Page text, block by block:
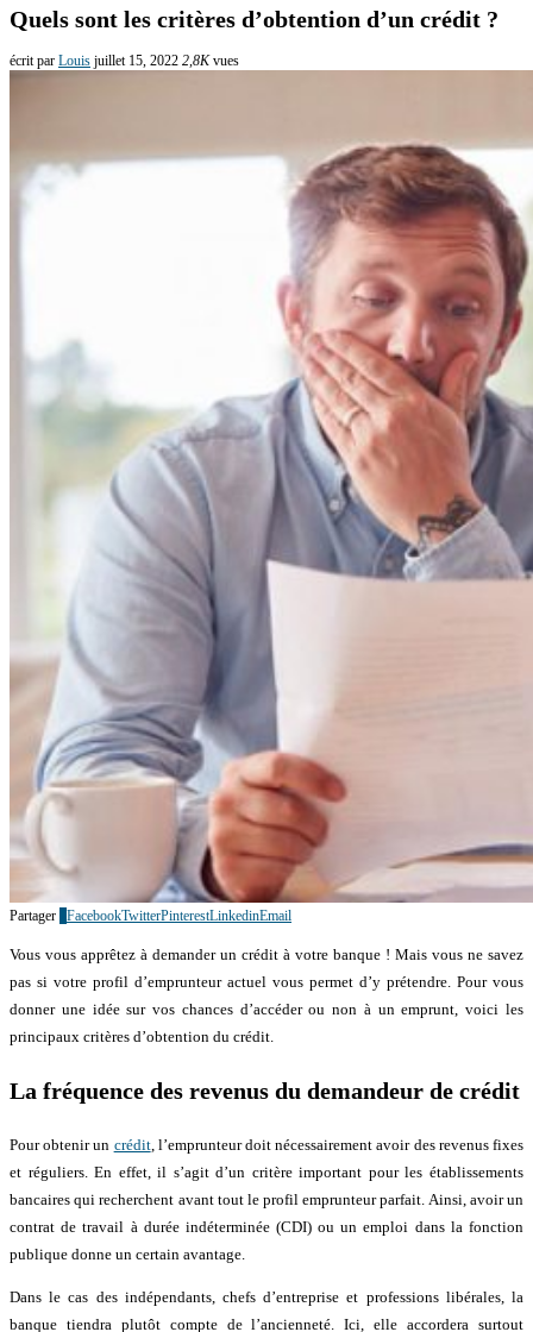
Quels sont les critères d’obtention d’un crédit ?
écrit par Louis juillet 15, 2022 2,8Kvues
Partager FacebookTwitterPinterestLinkedinEmail
Vous vous apprêtez à demander un crédit à votre banque ! Mais vous ne savez
pas si votre profil d’emprunteur actuel vous permet d’y prétendre. Pour vous
donner une idée sur vos chances d’accéder ou non à un emprunt, voici les
principaux critères d’obtention du crédit.
La fréquence des revenus du demandeur de crédit
Pour obtenir un crédit, l’emprunteur doit nécessairement avoir des revenus fixes
et réguliers. En effet, il s’agit d’un critère important pour les établissements
bancaires qui recherchent avant tout le profil emprunteur parfait. Ainsi, avoir un
contrat de travail à durée indéterminée (CDI) ou un emploi dans la fonction
publique donne un certain avantage.
Dans le cas des indépendants, chefs d’entreprise et professions libérales, la
banque tiendra plutôt compte de l’ancienneté. Ici, elle accordera surtout